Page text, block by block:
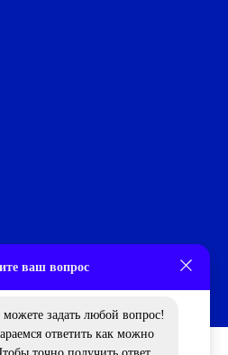
ваш вопрос
можете задать любой вопрос!
ответить как можно